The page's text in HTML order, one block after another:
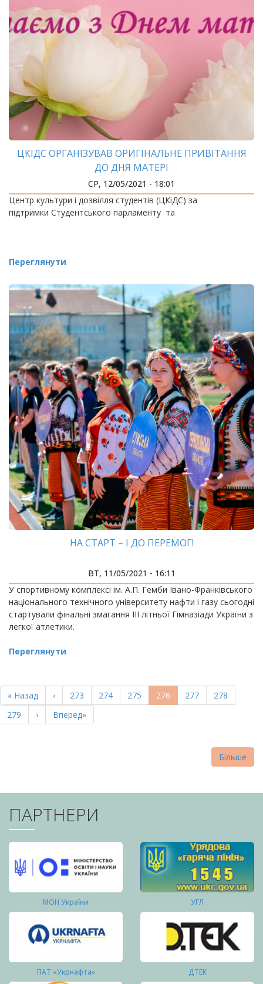
ЦКІДС ОРГАНІЗУВАВ ОРИГІНАЛЬНЕ ПРИВІТАННЯ
ДО ДНЯ МАТЕРІ
СР, 12/05/2021 - 18:01
Центр культури і дозвілля студентів (ЦКіДС) за
підтримки Студентського парламенту та
Переглянути
НА СТАРТ – І ДО ПЕРЕМОГ!
ВТ, 11/05/2021 - 16:11
У спортивному комплексі ім. А.П. Гемби Івано-Франківського
національного технічного університету нафти і газу сьогодні
стартували фінальні змагання ІІІ літньої Гімназіади України з
легкої атлетики.
Переглянути
НА
СТОРІНКИ
Перша
сторінка
« Назад
Попередня
сторінка
‹ Page
273 Page
274 Page
275
Поточна
сторінка
276 Page
277 Page
278
Page
279
Наступна
сторінка
›
Остання
сторінка
Вперед»
Більше
ПАРТНЕРИ
МОН України УГЛ
ПАТ «Укрнафта» ДТЕК